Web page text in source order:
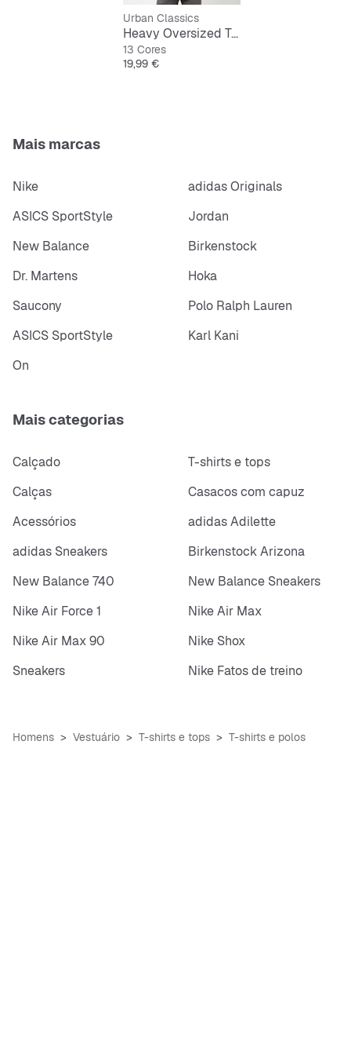
Urban Classics
Heavy Oversized Tee
13 Cores
Preço
19,99 €
Mais marcas
Nike
adidas Originals
ASICS SportStyle
Jordan
New Balance
Birkenstock
Dr. Martens
Hoka
Saucony
Polo Ralph Lauren
ASICS SportStyle
Karl Kani
On
Mais categorias
Calçado
T-shirts e tops
Calças
Casacos com capuz
Acessórios
adidas Adilette
adidas Sneakers
Birkenstock Arizona
New Balance 740
New Balance Sneakers
Nike Air Force 1
Nike Air Max
Nike Air Max 90
Nike Shox
Sneakers
Nike Fatos de treino
Homens Vestuário T-shirts e tops T-shirts e polos